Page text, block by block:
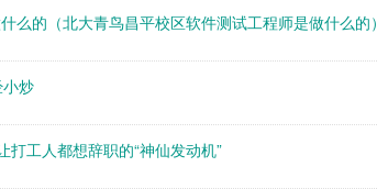
么的（北大青鸟昌平校区软件测试工程师是做什么的）
炒
打工人都想辞职的“神仙发动机”